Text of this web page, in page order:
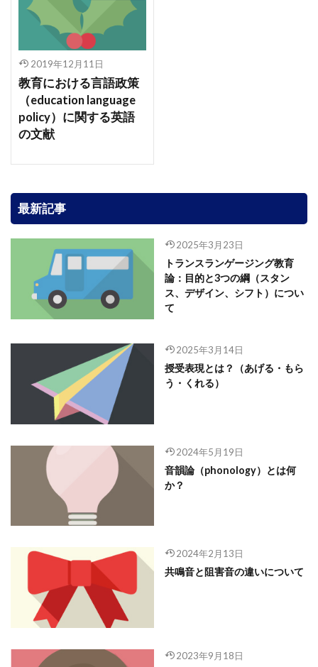
2019年12月11日
教育における言語政策
（education language
policy）に関する英語
の文献
最新記事
2025年3月23日
トランスランゲージング教育
論：目的と3つの綱（スタン
ス、デザイン、シフト）につい
て
2025年3月14日
授受表現とは？（あげる・もら
う・くれる）
2024年5月19日
音韻論（phonology）とは何
か？
2024年2月13日
共鳴音と阻害音の違いについて
2023年9月18日